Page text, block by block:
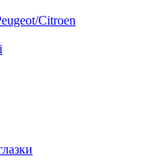
Citroen